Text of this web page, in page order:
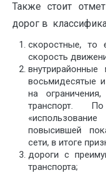
Также стоит
дорог в
скоростные, то
скорость
внутрирайонные
восьмидесятые
на
транспорт.
повысившей
сети, в итоге
дороги с
транспорта;